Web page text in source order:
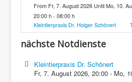
From Fr, 7. August 2026 Until Mo, 10.
20:00 h - 08:00 h
Kleintierpraxis Dr. Holger Schönert
nächste Notdienste
Kleintierpraxis Dr. Schönert
Fr, 7. August 2026,20:00 - Mo,